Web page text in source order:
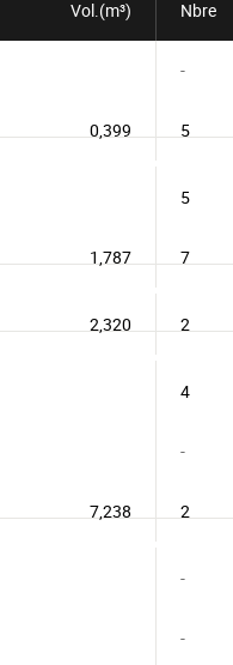
Vol.(m³) Nbre
-
5
0,399
5
7
1,787
2
2,320
4
-
2
7,238
-
-